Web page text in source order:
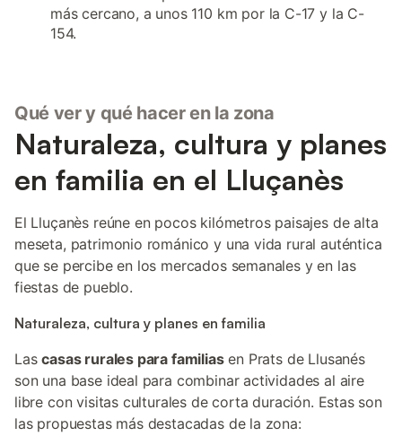
más cercano, a unos 110 km por la C-17 y la C-
154.
Qué ver y qué hacer en la zona
Naturaleza, cultura y planes
en familia en el Lluçanès
El Lluçanès reúne en pocos kilómetros paisajes de alta
meseta, patrimonio románico y una vida rural auténtica
que se percibe en los mercados semanales y en las
fiestas de pueblo.
Naturaleza, cultura y planes en familia
Lascasas rurales para familiasen Prats de Llusanés
son una base ideal para combinar actividades al aire
libre con visitas culturales de corta duración. Estas son
las propuestas más destacadas de la zona: